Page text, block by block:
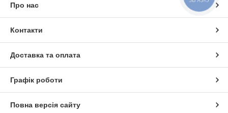
Про нас
Контакти
Доставка та оплата
Графік роботи
Повна версія сайту